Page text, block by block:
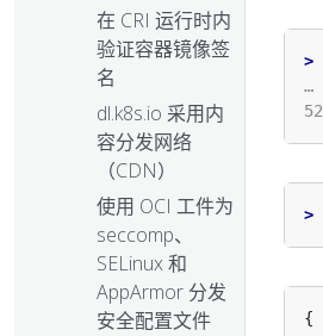
在 CRI 运行时内
验证容器镜像签
名
dl.k8s.io 采用内
容分发网络
（CDN）
使用 OCI 工件为
seccomp、
SELinux 和
AppArmor 分发
安全配置文件
>
>